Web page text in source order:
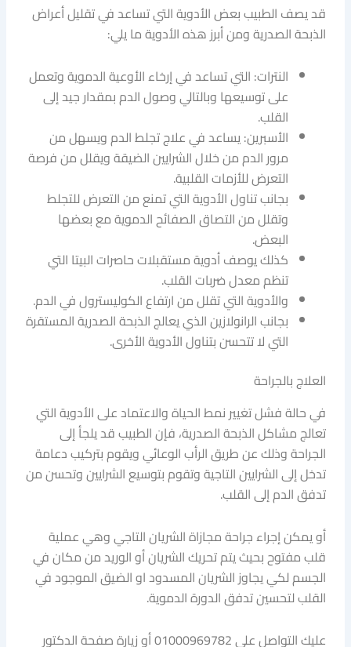
قد يصف الطبيب بعض الأدوية التي تساعد في تقليل أعراض
الذبحة الصدرية ومن أبرز هذه الأدوية ما يلي:
النترات: التي تساعد في إرخاء الأوعية الدموية وتعمل
على توسيعها وبالتالي وصول الدم بمقدار جيد إلى
القلب.
الأسبرين: يساعد في علاج تجلط الدم ويسهل من
مرور الدم من خلال الشرايين الضيقة ويقلل من فرصة
التعرض للأزمات القلبية.
بجانب تناول الأدوية التي تمنع من التعرض للتجلط
وتقلل من التصاق الصفائح الدموية مع بعضها
البعض.
كذلك يوصف أدوية مستقبلات حاصرات البيتا التي
تنظم معدل ضربات القلب.
والأدوية التي تقلل من ارتفاع الكوليسترول في الدم.
بجانب الرانولازين الذي يعالج الذبحة الصدرية المستقرة
التي لا تتحسن بتناول الأدوية الأخرى.
العلاج بالجراحة
في حالة فشل تغيير نمط الحياة والاعتماد على الأدوية التي
تعالج مشاكل الذبحة الصدرية، فإن الطبيب قد يلجأ إلى
الجراحة وذلك عن طريق الرأب الوعائي ويقوم بتركيب دعامة
تدخل إلى الشرايين التاجية وتقوم بتوسيع الشرايين وتحسن من
تدفق الدم إلى القلب.
أو يمكن إجراء جراحة مجازاة الشريان التاجي وهي عملية
قلب مفتوح بحيث يتم تحريك الشريان أو الوريد من مكان في
الجسم لكي يجاوز الشريان المسدود او الضيق الموجود في
القلب لتحسين تدفق الدورة الدموية.
عليك التواصل على 01000969782 أو زيارة صفحة الدكتور